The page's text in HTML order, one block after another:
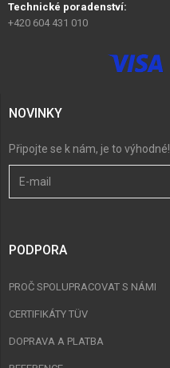
Technické poradenství:
+420 604 431 010
NOVINKY
Připojte se k nám, je to výhodné!
PODPORA
PROČ SPOLUPRACOVAT S NÁMI
CERTIFIKÁTY TÜV
DOPRAVA A PLATBA